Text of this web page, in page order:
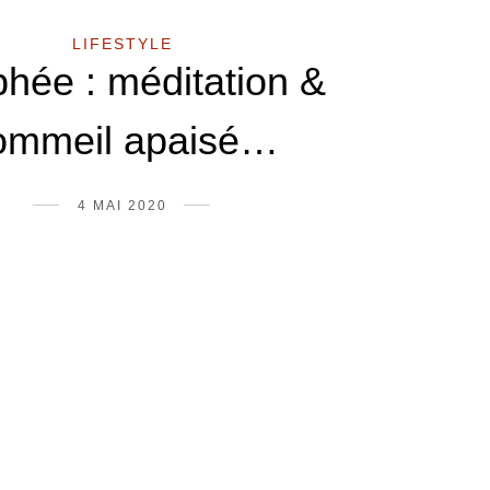
LIFESTYLE
: méditation &
apaisé…
4 MAI 2020